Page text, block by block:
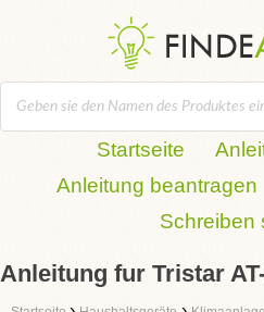
Startseite
Anleitung beantragen
Schreiben
Anleitung fur Tristar